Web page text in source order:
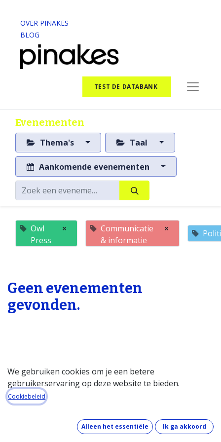
OVER PINAKES
BLOG
TEST DE DATABANK
Evenementen
Thema's Taal
Aankomende evenementen
Owl
Press
×
Communicatie
& informatie
×
Geen evenementen
gevonden.
Startpagina
Over de databank
Wat kost de databank?
Hoe werkt de databank?
We gebruiken cookies om je een betere
gebruikerservaring op deze website te bieden.
Cookiebeleid
Alleen het essentiële Ik ga akkoord